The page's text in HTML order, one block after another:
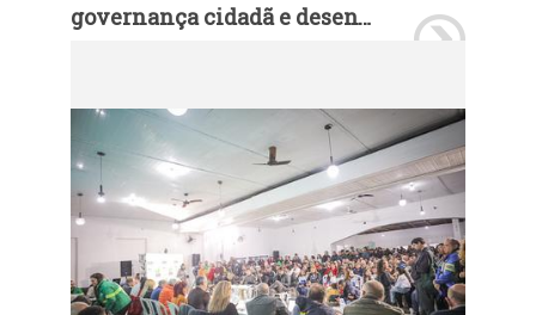
governança cidadã e desenvolvimento rural